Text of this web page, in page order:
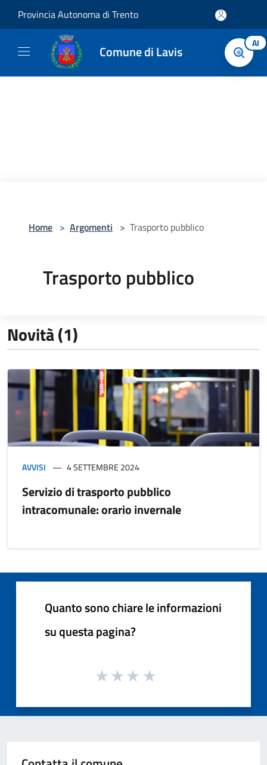
Provincia Autonoma di Trento
Comune di Lavis AI
Home > Argomenti > Trasporto pubblico
Trasporto pubblico
Novità (1)
AVVISI 4 SETTEMBRE 2024
Servizio di trasporto pubblico
intracomunale: orario invernale
Quanto sono chiare le informazioni
su questa pagina?